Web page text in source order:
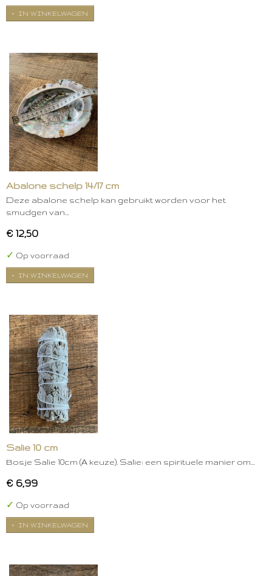
IN WINKELWAGEN
Abalone schelp 14/17 cm
Deze abalone schelp kan gebruikt worden voor het
smudgen van…
€ 12,50
✓ Op voorraad
IN WINKELWAGEN
Salie 10 cm
Bosje Salie 10cm (A keuze). Salie: een spirituele manier om…
€ 6,99
✓ Op voorraad
IN WINKELWAGEN